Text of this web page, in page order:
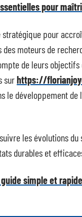
pour
stratégique pour
moteurs de
de leurs
surhttps://
développement de
les évolutions
durables et
simple et rapide